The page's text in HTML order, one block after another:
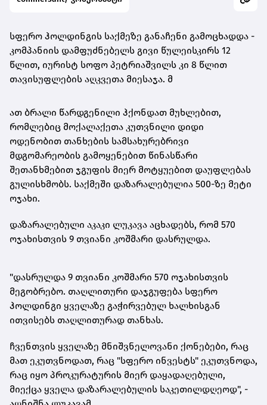
სფერო ჰოლდინგის საქმეზე განაჩენი გამოცხადდა -
კომპანიის დამფუძნებელს გივი წულეისკირს 12
წლით, იურისტ სოფო პეტრიაშვილს კი 8 წლით
თავისუფლების აღკვეთა მიესაჯა. მ
ათ ბრალი წარდგენილი ჰქონდათ მუხლებით,
რომლებიც მოქალაქეთა კუთვნილი დიდი
ოდენობით თანხების სამსახურებრივი
მდგომარეობის გამოყენებით წინასწარი
შეთანხმებით ჯგუფის მიერ მოტყუებით დაუფლებას
გულისხმობს. საქმეში დაზარალებულია 500-ზე მეტი
ოჯახი.
დაზარალებული აკაკი ლუკავა აცხადებს, რომ 570
ოჯახისთვის 9 თვიანი კოშმარი დასრულდა.
"დასრულდა 9 თვიანი კოშმარი 570 ოჯახისთვის
მეგობრებო. თაღლითური დაჯგუფება სფერო
ჰოლდინგი ყველაზე გაჭირვებულ ხალხისგან
ითვისებს თაღლითურად თანხას.
ჩვენთვის ყველაზე მნიშვნელოვანი ქონებები, რაც
მათ ეკუთვნოდათ, რაც "სფერო ინვესტს" ეკუთვნოდა,
რაც იყო პროკურატურის მიერ დაყადაღებული,
მიექცა ყველა დაზარალებულის საკეთილდღეოდ", -